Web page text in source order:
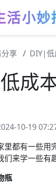
活小妙
享 DIY|低
成
10-19
里都有一些用
们来学一些有
瓶